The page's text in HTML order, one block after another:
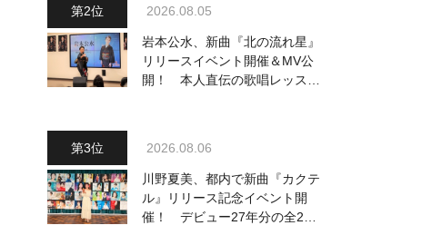
2026.08.05
岩本公水、新曲『北の流れ星』
リリースイベント開催＆MV公
開！ 本人直伝の歌唱レッスン
2026.08.06
川野夏美、都内で新曲『カクテ
ル』リリース記念イベント開
催！ デビュー27年分の全280